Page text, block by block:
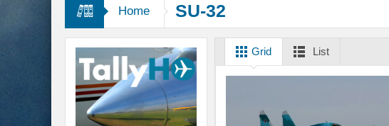
Home SU-32
Grid List